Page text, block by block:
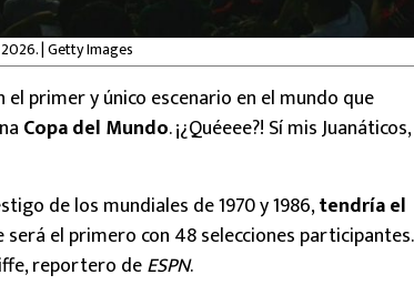
| Getty Images
primer y único escenario en el mundo que
Copa del Mundo. ¡¿Quéeee?! Sí mis Juanáticos,
de los mundiales de 1970 y 1986,tendría el
será el primero con 48 selecciones participantes.
reportero deESPN.